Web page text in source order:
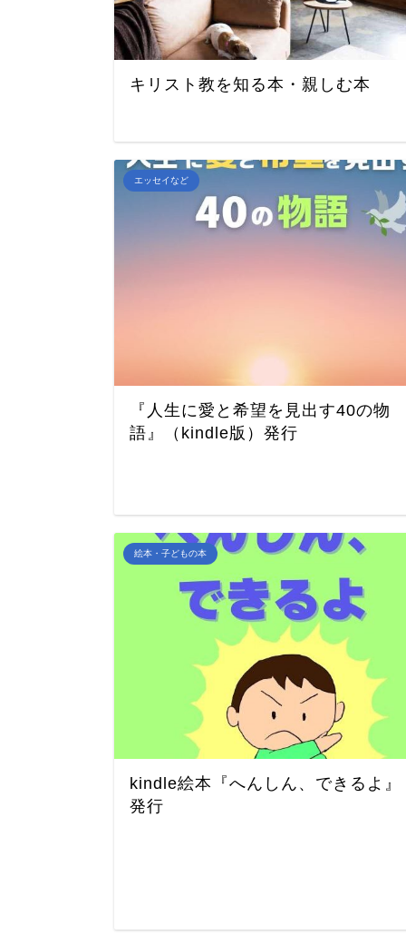
キリスト教を知る本・親しむ本
エッセイなど
『人生に愛と希望を見出す40の物
語』（kindle版）発行
絵本・子どもの本
kindle絵本『へんしん、できるよ』
発行